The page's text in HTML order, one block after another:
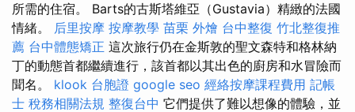
所需的住宿。 Barts的古斯塔維亞（Gustavia）精緻的法國
情緒。 后里按摩 按摩教學 苗栗 外燴 台中整復 竹北整復推
薦 台中體態矯正 這次旅行仍在金斯敦的聖文森特和格林納
丁的動態首都繼續進行，該首都以其出色的廚房和水冒險而
聞名。 klook 台胞證 google seo 經絡按摩課程費用 記帳
士 稅務相關法規 整復台中 它們提供了難以想像的體驗，並